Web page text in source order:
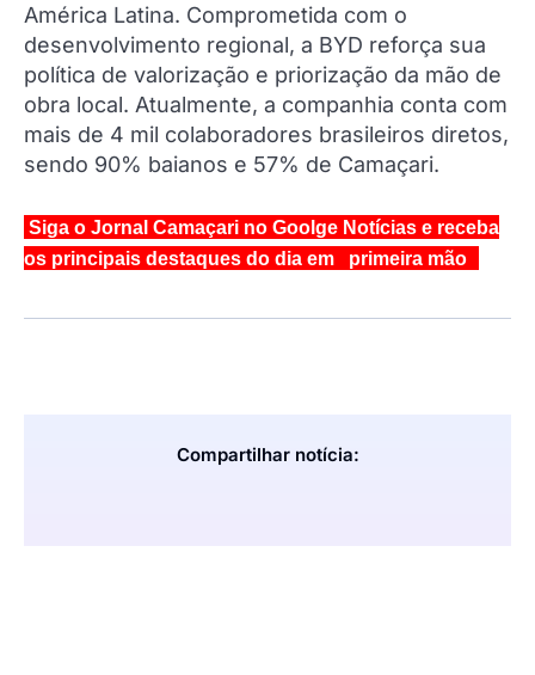
América Latina. Comprometida com o
desenvolvimento regional, a BYD reforça sua
política de valorização e priorização da mão de
obra local. Atualmente, a companhia conta com
mais de 4 mil colaboradores brasileiros diretos,
sendo 90% baianos e 57% de Camaçari.
Siga o Jornal Camaçari no Goolge Notícias e receba
os principais destaques do dia em primeira mão
Compartilhar notícia: